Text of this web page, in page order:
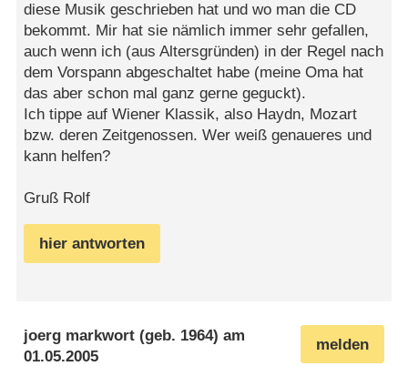
diese Musik geschrieben hat und wo man die CD
bekommt. Mir hat sie nämlich immer sehr gefallen,
auch wenn ich (aus Altersgründen) in der Regel nach
dem Vorspann abgeschaltet habe (meine Oma hat
das aber schon mal ganz gerne geguckt).
Ich tippe auf Wiener Klassik, also Haydn, Mozart
bzw. deren Zeitgenossen. Wer weiß genaueres und
kann helfen?
Gruß Rolf
hier antworten
melden
joerg markwort (geb. 1964) am
01.05.2005